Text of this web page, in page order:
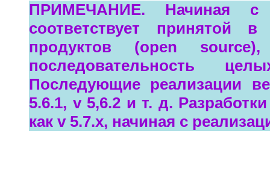
ПРИМЕЧАНИЕ. Начиная с
соответствует принятой
продуктов (open
последовательность
Последующие реализации
5.6.1, v 5,6.2 и т. д.
как v 5.7.x, начиная с